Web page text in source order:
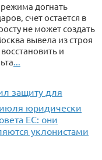
догнать
счет остается в
не может создать
вывела из строя
и
...
защиту для
июля юридически
ЕС: они
уклонистами